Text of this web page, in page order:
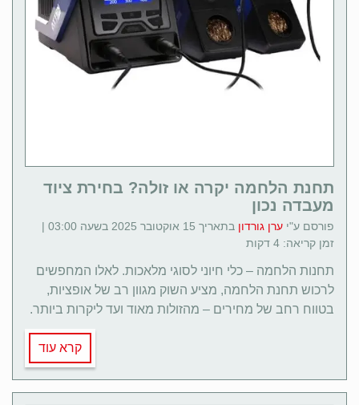
תחנת הלחמה יקרה או זולה? בחירת ציוד
מעבדה נכון
פורסם ע"י ערן גורדון
בתאריך 15 אוקטובר 2025 בשעה 03:00 |
זמן קריאה: 4 דקות
תחנות הלחמה – כלי חיוני לסוגי מלאכות. לאלו המחפשים
לרכוש תחנת הלחמה, מציע השוק מגוון רב של אופציות,
בטווח רחב של מחירים – מהזולות מאוד ועד ליקרות ביותר.
קרא עוד